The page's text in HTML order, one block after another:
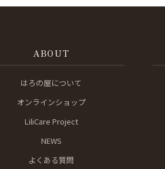
¥12,000
ABOUT
はろの屋について
オンラインショップ
LiliCare Project
NEWS
よくある質問